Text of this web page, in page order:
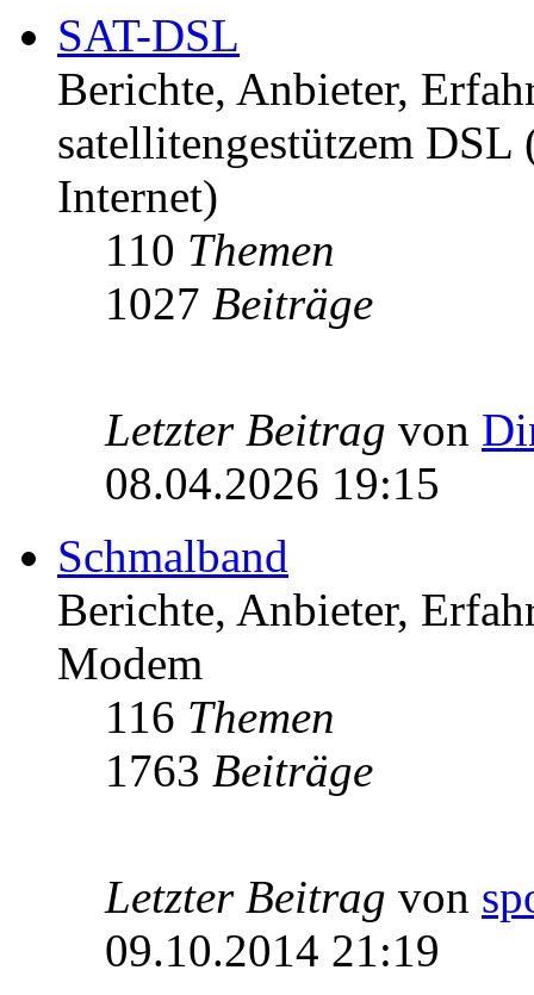
SAT-DSL
Berichte, Anbieter,
satellitengestützem
Internet)
110 Themen
1027 Beiträge
Letzter Beitrag von
08.04.2026 19:15
Schmalband
Berichte, Anbieter,
Modem
116 Themen
1763 Beiträge
Letzter Beitrag von
09.10.2014 21:19